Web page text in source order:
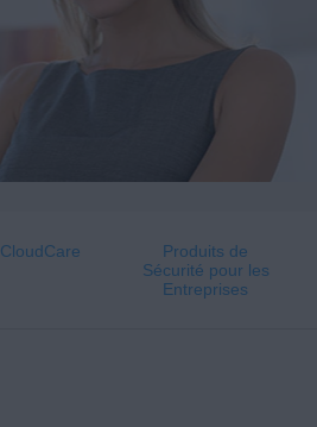
CloudCare
Produits de
Sécurité pour les
Entreprises